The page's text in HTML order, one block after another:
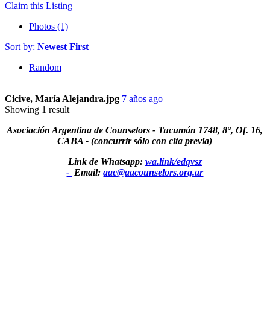
Claim this Listing
Photos (1)
Sort by: Newest First
Random
Cicive, María Alejandra.jpg 7 años ago
Showing 1 result
Asociación Argentina de Counselors - Tucumán 1748, 8°, Of. 16,
CABA - (concurrir sólo con cita previa)
Link de Whatsapp: wa.link/edqvsz
- Email:aac@aacounselors.org.ar